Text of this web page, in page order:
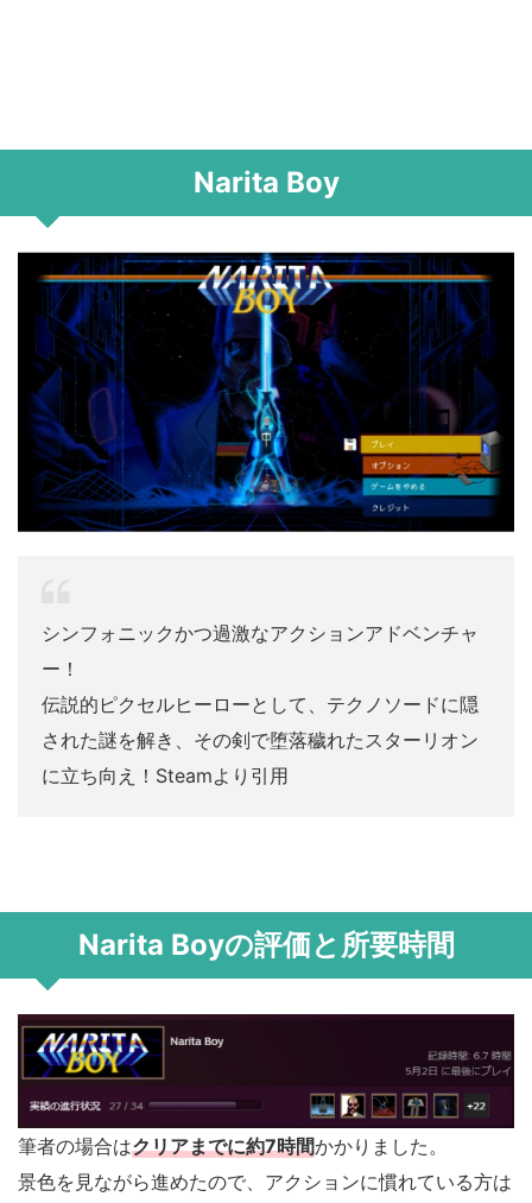
Narita Boy
シンフォニックかつ過激なアクションアドベンチャ
ー！
伝説的ピクセルヒーローとして、テクノソードに隠
された謎を解き、その剣で堕落穢れたスターリオン
に立ち向え！Steamより引用
Narita Boyの評価と所要時間
筆者の場合はクリアまでに約7時間かかりました。
景色を見ながら進めたので、アクションに慣れている方は